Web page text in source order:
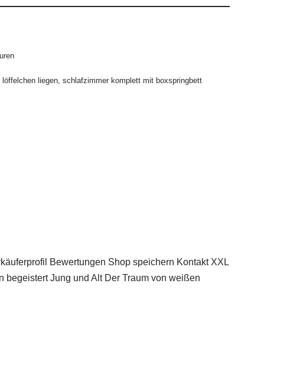
löffelchen liegen, schlafzimmer komplett mit boxspringbett
Bewertungen Shop speichern Kontakt XXL
Jung und Alt Der Traum von weißen